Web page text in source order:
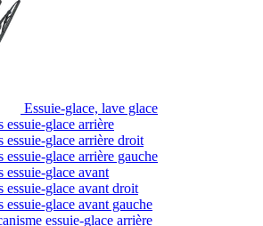
Essuie-glace, lave glace
essuie-glace arrière
essuie-glace arrière droit
essuie-glace arrière gauche
essuie-glace avant
essuie-glace avant droit
essuie-glace avant gauche
essuie-glace arrière